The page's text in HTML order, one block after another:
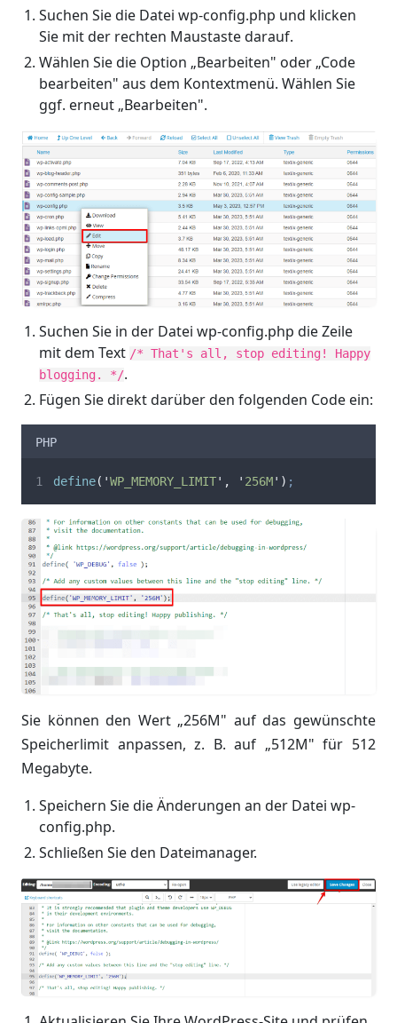
Suchen Sie die Datei wp-config.php und klicken
Sie mit der rechten Maustaste darauf.
Wählen Sie die Option „Bearbeiten" oder „Code
bearbeiten" aus dem Kontextmenü. Wählen Sie
ggf. erneut „Bearbeiten".
Suchen Sie in der Datei wp-config.php die Zeile
mit dem Text /* That's all, stop editing! Happy
blogging. */.
Fügen Sie direkt darüber den folgenden Code ein:
PHP
define( 'WP_MEMORY_LIMIT' , ' 256M' ) ;
Sie können den Wert „256M" auf das gewünschte
Speicherlimit anpassen, z. B. auf „512M" für 512
Megabyte.
Speichern Sie die Änderungen an der Datei wp-
config.php.
Schließen Sie den Dateimanager.